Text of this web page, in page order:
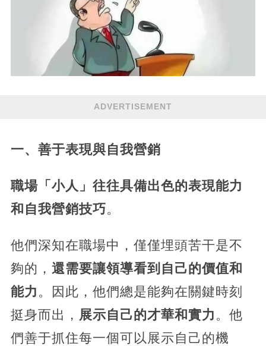
ADVERTISEMENT
一、善于表現與自我營銷
職場「小人」往往具備出色的表現能力
和自我營銷技巧。
他們深知在職場中，僅僅埋頭苦干是不
夠的， 還需要讓領導看到自己的價值和
能力 。因此，他們總是能夠在關鍵時刻
挺身而出， 展示自己的才華和實力 。他
們善于抓住每一個可以展示自己的機